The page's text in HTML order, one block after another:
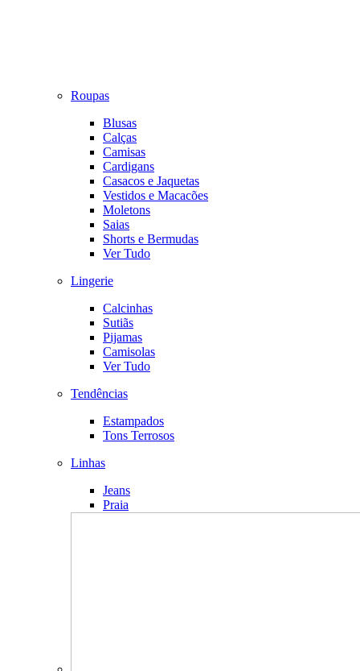
Roupas
Blusas
Calças
Camisas
Cardigans
Casacos e Jaquetas
Vestidos e Macacões
Moletons
Saias
Shorts e Bermudas
Ver Tudo
Lingerie
Calcinhas
Sutiãs
Pijamas
Camisolas
Ver Tudo
Tendências
Estampados
Tons Terrosos
Linhas
Jeans
Praia